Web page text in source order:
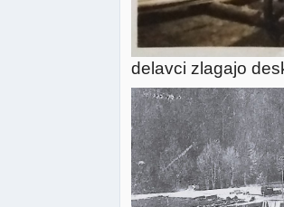
delavci zlagajo